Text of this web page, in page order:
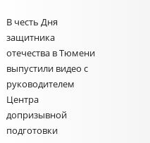
В честь Дня
защитника
отечества в Тюмени
выпустили видео с
руководителем
Центра
допризывной
подготовки